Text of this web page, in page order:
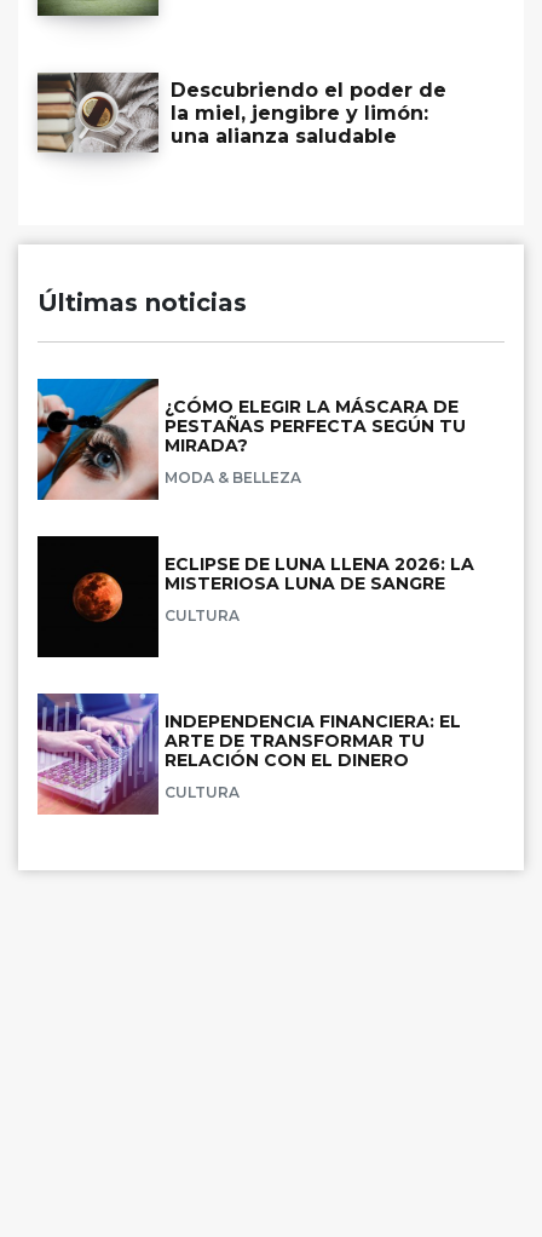
Descubriendo el poder de
la miel, jengibre y limón:
una alianza saludable
Últimas noticias
¿CÓMO ELEGIR LA MÁSCARA DE
PESTAÑAS PERFECTA SEGÚN TU
MIRADA?
MODA & BELLEZA
ECLIPSE DE LUNA LLENA 2026: LA
MISTERIOSA LUNA DE SANGRE
CULTURA
INDEPENDENCIA FINANCIERA: EL
ARTE DE TRANSFORMAR TU
RELACIÓN CON EL DINERO
CULTURA